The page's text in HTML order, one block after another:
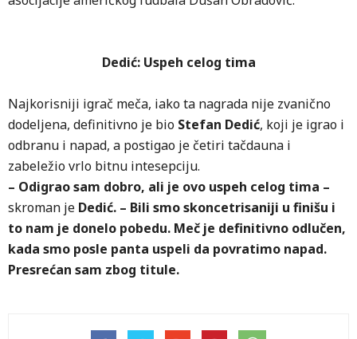
Dedić: Uspeh celog tima
Najkorisniji igrač meča, iako ta nagrada nije zvanično
dodeljena, definitivno je bio Stefan Dedić, koji je igrao i
odbranu i napad, a postigao je četiri tačdauna i
zabeležio vrlo bitnu intesepciju.
– Odigrao sam dobro, ali je ovo uspeh celog tima –
skroman je Dedić. – Bili smo skoncetrisaniji u finišu i
to nam je donelo pobedu. Meč je definitivno odlučen,
kada smo posle panta uspeli da povratimo napad.
Presrećan sam zbog titule.